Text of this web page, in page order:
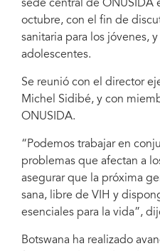
sede central de ONUSIDA
octubre, con el fin de
sanitaria para los jóvenes,
adolescentes.
Se reunió con el director
Michel Sidibé, y con
ONUSIDA.
“Podemos trabajar en
problemas que afectan a
asegurar que la próxima
sana, libre de VIH y
esenciales para la vida”,
Botswana ha realizado